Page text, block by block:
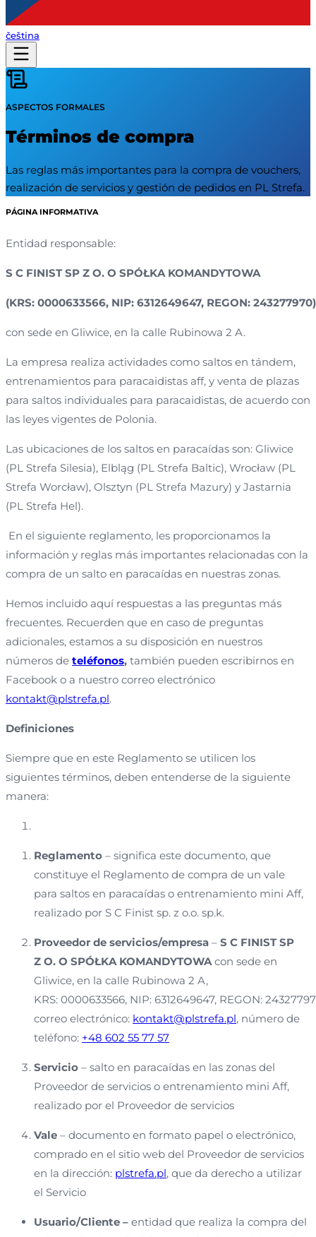
čeština
ASPECTOS FORMALES
Términos de compra
Las reglas más importantes para la compra de vouchers,
realización de servicios y gestión de pedidos en PL Strefa.
PÁGINA INFORMATIVA
Entidad responsable:
S C FINIST SP Z O. O SPÓŁKA KOMANDYTOWA
(KRS: 0000633566, NIP: 6312649647, REGON: 243277970)
con sede en Gliwice, en la calle Rubinowa 2 A.
La empresa realiza actividades como saltos en tándem,
entrenamientos para paracaidistas aff, y venta de plazas
para saltos individuales para paracaidistas, de acuerdo con
las leyes vigentes de Polonia.
Las ubicaciones de los saltos en paracaídas son: Gliwice
(PL Strefa Silesia), Elbląg (PL Strefa Baltic), Wrocław (PL
Strefa Worcław), Olsztyn (PL Strefa Mazury) y Jastarnia
(PL Strefa Hel).
En el siguiente reglamento, les proporcionamos la
información y reglas más importantes relacionadas con la
compra de un salto en paracaídas en nuestras zonas.
Hemos incluido aquí respuestas a las preguntas más
frecuentes. Recuerden que en caso de preguntas
adicionales, estamos a su disposición en nuestros
números de teléfonos, también pueden escribirnos en
Facebook o a nuestro correo electrónico
kontakt@plstrefa.pl.
Definiciones
Siempre que en este Reglamento se utilicen los
siguientes términos, deben entenderse de la siguiente
manera:
Reglamento – significa este documento, que
constituye el Reglamento de compra de un vale
para saltos en paracaídas o entrenamiento mini Aff,
realizado por S C Finist sp. z o.o. sp.k.
Proveedor de servicios/empresa – S C FINIST SP
Z O. O SPÓŁKA KOMANDYTOWAcon sede en
Gliwice, en la calle Rubinowa 2 A,
KRS: 0000633566, NIP: 6312649647, REGON:
correo electrónico: kontakt@plstrefa.pl, número de
teléfono: +48 602 55 77 57
Servicio – salto en paracaídas en las zonas del
Proveedor de servicios o entrenamiento mini Aff,
realizado por el Proveedor de servicios
Vale – documento en formato papel o electrónico,
comprado en el sitio web del Proveedor de servicios
en la dirección: plstrefa.pl, que da derecho a utilizar
el Servicio
Usuario/Cliente – entidad que realiza la compra del